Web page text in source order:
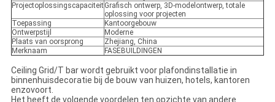
ProjectoplossingscapaciteitGrafisch ontwerp, 3D-modelontwerp, totale
oplossing voor projecten
Toepassing
Kantoorgebouw
Ontwerpstijl
Moderne
Plaats van oorsprong
Zhejiang, China
Merknaam
FASEBUILDINGEN
Ceiling Grid/T bar wordt gebruikt voor plafondinstallatie in
binnenhuisdecoratie bij de bouw van huizen, hotels, kantoren
enzovoort.
Het heeft de volgende voordelen ten opzichte van andere